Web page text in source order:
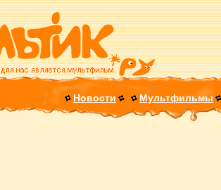
Новости Мультфильмы